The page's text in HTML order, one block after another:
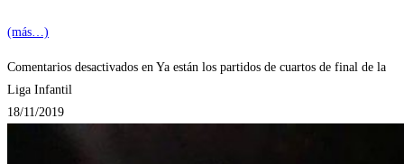
(más…)
Comentarios desactivados en Ya están los partidos de cuartos de final de la
Liga Infantil
18/11/2019